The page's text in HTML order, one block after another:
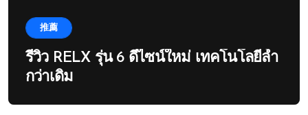
推薦
รีวิว RELX รุ่น 6 ดีไซน์ใหม่ เทคโนโลยีล้ำ
กว่าเดิม